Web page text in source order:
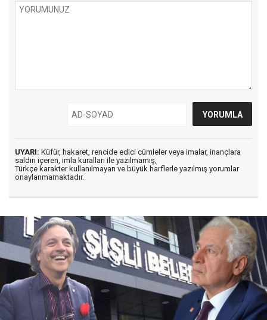
UYARI: Küfür, hakaret, rencide edici cümleler veya imalar, inançlara
saldırı içeren, imla kuralları ile yazılmamış,
Türkçe karakter kullanılmayan ve büyük harflerle yazılmış yorumlar
onaylanmamaktadır.